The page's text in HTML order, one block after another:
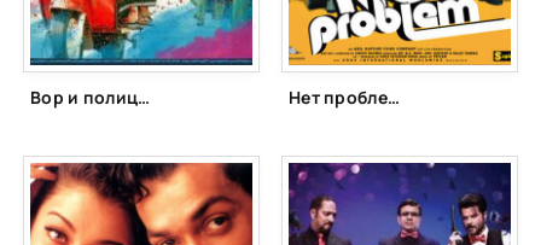
Вор и полицейский (2014) Нет проблем (2010)